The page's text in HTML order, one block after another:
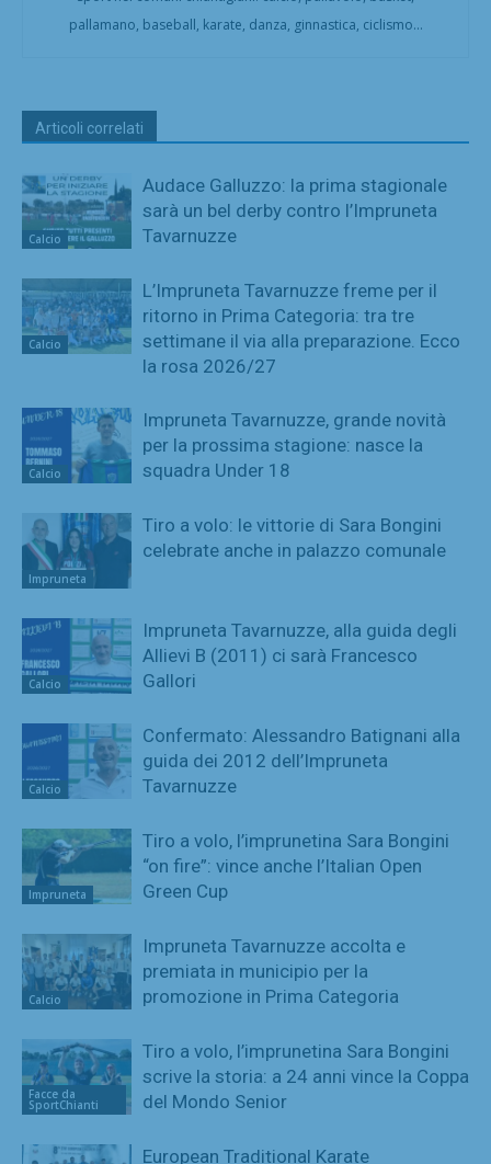
pallamano, baseball, karate, danza, ginnastica, ciclismo...
Articoli correlati
Calcio
Audace Galluzzo: la prima stagionale
sarà un bel derby contro l’Impruneta
Tavarnuzze
Calcio
L’Impruneta Tavarnuzze freme per il
ritorno in Prima Categoria: tra tre
settimane il via alla preparazione. Ecco
la rosa 2026/27
Calcio
Impruneta Tavarnuzze, grande novità
per la prossima stagione: nasce la
squadra Under 18
Impruneta
Tiro a volo: le vittorie di Sara Bongini
celebrate anche in palazzo comunale
Calcio
Impruneta Tavarnuzze, alla guida degli
Allievi B (2011) ci sarà Francesco
Gallori
Calcio
Confermato: Alessandro Batignani alla
guida dei 2012 dell’Impruneta
Tavarnuzze
Impruneta
Tiro a volo, l’imprunetina Sara Bongini
“on fire”: vince anche l’Italian Open
Green Cup
Calcio
Impruneta Tavarnuzze accolta e
premiata in municipio per la
promozione in Prima Categoria
Facce da
SportChianti
Tiro a volo, l’imprunetina Sara Bongini
scrive la storia: a 24 anni vince la Coppa
del Mondo Senior
European Traditional Karate